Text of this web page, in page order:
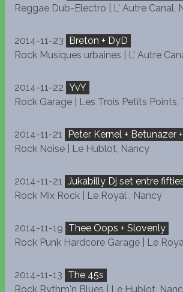
Reggae Dub-Electro | L' Autre Canal,
2014-11-23 Breton + DyD
Rock Musiques urbaines | L' Autre
2014-11-22 YvY
Rock Garage | Les Trois Petits Points,
2014-11-21 Peter Kernel + Betunazer
Rock Noise | Le Hublot, Nancy
2014-11-21 Jukabilly Dj set entre
Rock Mix Rock | Le Royal , Nancy
2014-11-19 Thee Oops + Slovenly
Rock Punk Hardcore Garage | Le
2014-11-13 The 45s
Rock Rythm'n Blues | Le Hublot,